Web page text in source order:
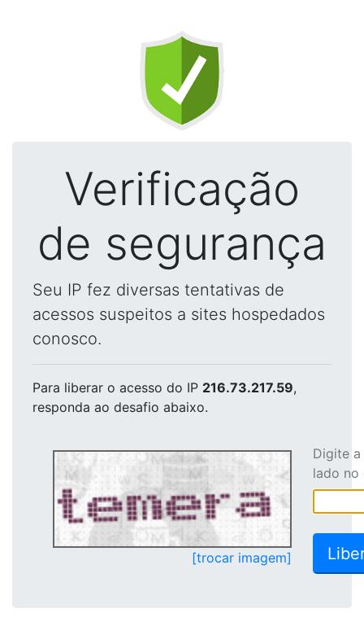
Verificação
de segurança
Seu IP fez diversas tentativas de
acessos suspeitos a sites hospedados
conosco.
Para liberar o acesso do IP 216.73.217.59,
responda ao desafio abaixo.
[trocar imagem]
Digite
lado no